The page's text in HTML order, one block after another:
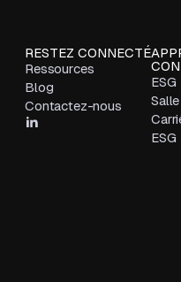
RESTEZ CONNECTÉ
Ressources
Blog
Contactez-nous
ESG
ESG